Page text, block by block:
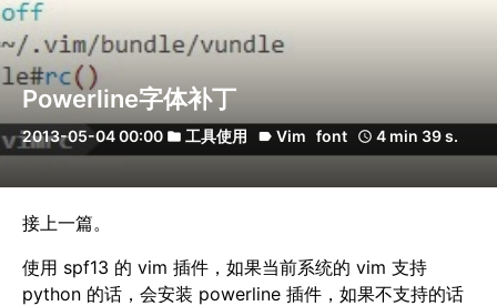
Powerline字体补丁
2013-05-04 00:00 folder 工具使用 label Vim font schedule 4 min 39 s.
接上一篇。
使用 spf13 的 vim 插件，如果当前系统的 vim 支持
python 的话，会安装 powerline 插件，如果不支持的话